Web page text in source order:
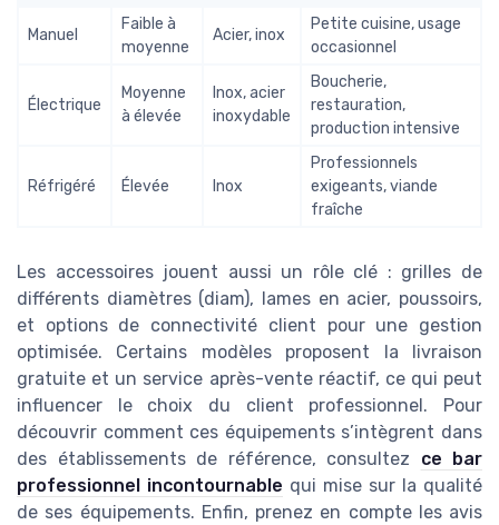
Manuel
Faible à
moyenne
Acier, inox
Petite cuisine, usage
occasionnel
Électrique
Moyenne
à élevée
Inox, acier
inoxydable
Boucherie,
restauration,
production intensive
Réfrigéré Élevée Inox
Professionnels
exigeants, viande
fraîche
Les accessoires jouent aussi un rôle clé : grilles de
différents diamètres (diam), lames en acier, poussoirs,
et options de connectivité client pour une gestion
optimisée. Certains modèles proposent la livraison
gratuite et un service après-vente réactif, ce qui peut
influencer le choix du client professionnel. Pour
découvrir comment ces équipements s’intègrent dans
des établissements de référence, consultez ce bar
professionnel incontournable qui mise sur la qualité
de ses équipements. Enfin, prenez en compte les avis